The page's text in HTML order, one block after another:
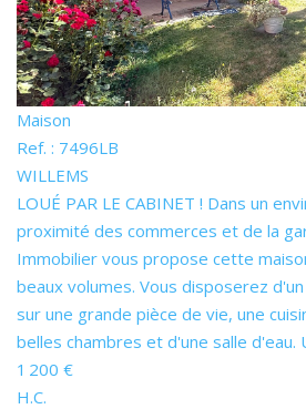
Maison
Ref. : 7496LB
WILLEMS
LOUÉ PAR LE CABINET ! Dans un
proximité des commerces et de la
Immobilier vous propose cette
beaux volumes. Vous disposerez
sur une grande pièce de vie, une
belles chambres et d'une salle d'eau.
1 200 €
H.C.